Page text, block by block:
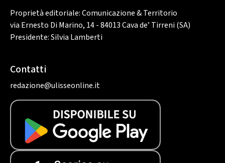
Proprietà editoriale: Comunicazione & Territorio
via Ernesto Di Marino, 14 - 84013 Cava de’ Tirreni (SA)
Presidente: Silvia Lamberti
Contatti
redazione@ulisseonline.it